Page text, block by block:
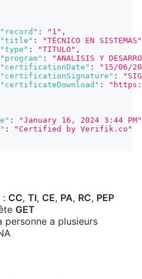
"record" : "1" ,
"title" :
"TÉCNICO EN SISTEMAS"
"type" : "TITULO" ,
"program" :
"ANALISIS Y
"certificationDate" :
"15/06/
"certificationSignature" :
"certificateDownload" :
:
"January 16, 2024 3:44 PM"
:
"Certified by Verifik.co"
: CC, TI, CE, PA, RC, PEP
GET
personne a plusieurs